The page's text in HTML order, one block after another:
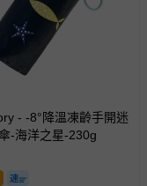
- -8°降溫凍齡手開迷
-海洋之星-230g